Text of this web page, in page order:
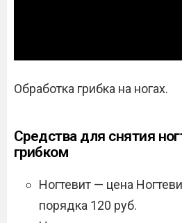
Обработка грибка на ногах.
Средства для снятия
грибком
Ногтевит — цена
порядка 120 руб.